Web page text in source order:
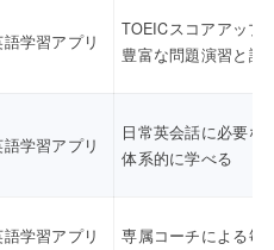
語学習アプリ
TOEICスコアアップ
豊富な問題演習と講
語学習アプリ
日常英会話に必要な
体系的に学べる
語学習アプリ
専属コーチによる毎